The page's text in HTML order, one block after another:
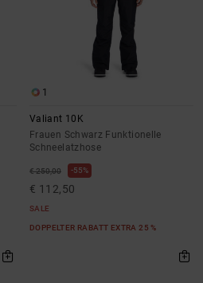
1
Valiant 10K
Frauen Schwarz Funktionelle
Schneelatzhose
€ 250,00 55%
€ 112,50
SALE
DOPPELTER RABATT EXTRA 25 %